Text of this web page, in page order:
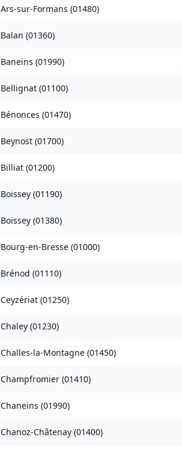
Ars-sur-Formans (01480)
Balan (01360)
Baneins (01990)
Bellignat (01100)
Bénonces (01470)
Beynost (01700)
Billiat (01200)
Boissey (01190)
Boissey (01380)
Bourg-en-Bresse (01000)
Brénod (01110)
Ceyzériat (01250)
Chaley (01230)
Challes-la-Montagne (01450)
Champfromier (01410)
Chaneins (01990)
Chanoz-Châtenay (01400)